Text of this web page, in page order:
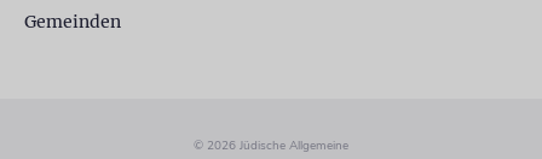
Gemeinden
© 2026 Jüdische Allgemeine